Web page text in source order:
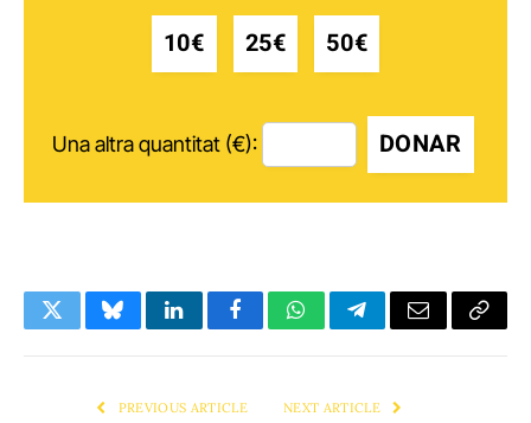
10€ 25€ 50€
Una altra quantitat (€): DONAR
TwitterBlueskyLinkedInFacebookWhatsAppTelegramEmail Copy
PREVIOUS ARTICLE NEXT ARTICLE